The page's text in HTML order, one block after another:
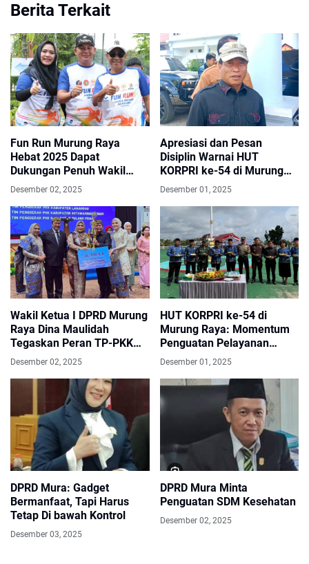
Berita Terkait
Fun Run Murung Raya
Hebat 2025 Dapat
Dukungan Penuh Wakil
Ketua DPRD
Desember 02, 2025
Apresiasi dan Pesan
Disiplin Warnai HUT
KORPRI ke-54 di Murung
Raya
Desember 01, 2025
Wakil Ketua I DPRD Murung
Raya Dina Maulidah
Tegaskan Peran TP-PKK
Sebagai Penggerak
Masyarakat
Desember 02, 2025
HUT KORPRI ke-54 di
Murung Raya: Momentum
Penguatan Pelayanan
Publik
Desember 01, 2025
DPRD Mura: Gadget
Bermanfaat, Tapi Harus
Tetap Di bawah Kontrol
Desember 03, 2025
DPRD Mura Minta
Penguatan SDM Kesehatan
Desember 02, 2025